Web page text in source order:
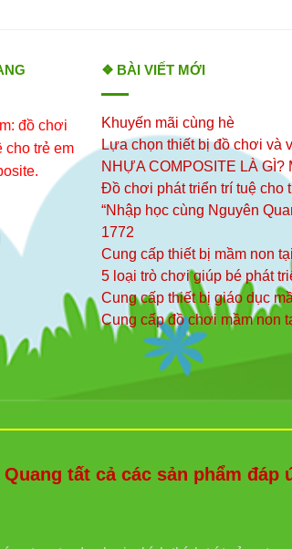
đồ chơi
cho trẻ em
❖ BÀI VIẾT MỚI
Khuyến mãi cùng hè
Lựa chọn thiết bị đồ chơi và
NHỰA COMPOSITE LÀ
Đồ chơi phát triển trí tuệ cho
“Nhập học cùng Nguyên
1772
Cung cấp thiết bị mầm non
5 loại trò chơi giúp bé phát
Cung cấp thiết bị giáo dục
Cung cấp đồ chơi mầm non
tất cả các sản phẩm đáp